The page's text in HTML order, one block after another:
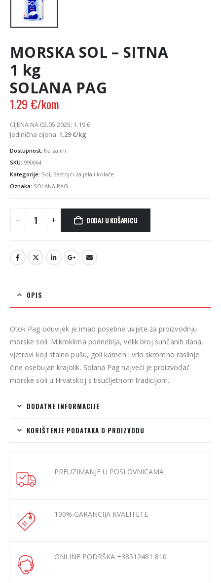
MORSKA SOL – SITNA
1 kg
SOLANA PAG
1.29 €/kom
CIJENA NA 02.05.2025: 1.19€
Jedinična cijena: 1.29€/kg
Dostupnost: Na zalihi
SKU: 990064
Kategorije: Sol, Sastojci za jela i kolače
Oznaka: SOLANA PAG
DODAJ U KOŠARICU
OPIS
Otok Pag oduvijek je imao posebne uvjete za proizvodnju
morske soli. Mikroklima podneblja, velik broj sunčanih dana,
vjetrovi koji stalno pušu, goli kamen i vrlo skromno raslinje
čine osebujan krajolik. Solana Pag najveći je proizvođač
morske soli u Hrvatskoj s tisućljetnom tradicijom.
DODATNE INFORMACIJE
KORIŠTENJE PODATAKA O PROIZVODU
PREUZIMANJE U POSLOVNICAMA
100% GARANCIJA KVALITETE
ONLINE PODRŠKA +38512481 810